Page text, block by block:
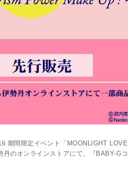
期間限定イベント「MOONLIGHT
のオンラインストアにて、『BABY-G